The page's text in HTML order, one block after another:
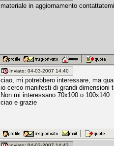
materiale in aggiornamento
Inviato: 04-03-2007 14:40
ciao, mi potrebbero interessare, ma
io cerco manifesti di grandi dimensioni
Non mi interessano 70x100 o 100x140
ciao e grazie